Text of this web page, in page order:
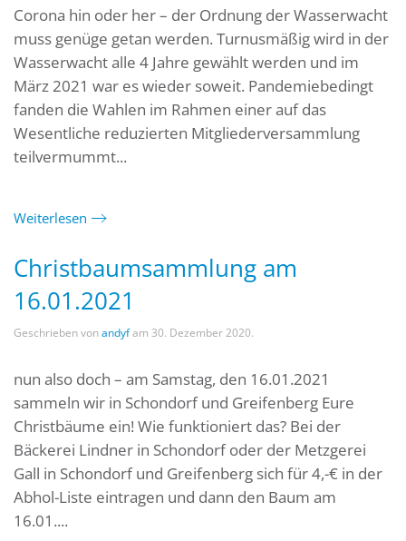
Corona hin oder her – der Ordnung der Wasserwacht
muss genüge getan werden. Turnusmäßig wird in der
Wasserwacht alle 4 Jahre gewählt werden und im
März 2021 war es wieder soweit. Pandemiebedingt
fanden die Wahlen im Rahmen einer auf das
Wesentliche reduzierten Mitgliederversammlung
teilvermummt...
Weiterlesen
Christbaumsammlung am
16.01.2021
Geschrieben vonandyfam 30. Dezember 2020.
nun also doch – am Samstag, den 16.01.2021
sammeln wir in Schondorf und Greifenberg Eure
Christbäume ein! Wie funktioniert das? Bei der
Bäckerei Lindner in Schondorf oder der Metzgerei
Gall in Schondorf und Greifenberg sich für 4,-€ in der
Abhol-Liste eintragen und dann den Baum am
16.01....